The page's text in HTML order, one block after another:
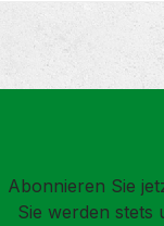
Abonnieren Sie
Sie werden stets